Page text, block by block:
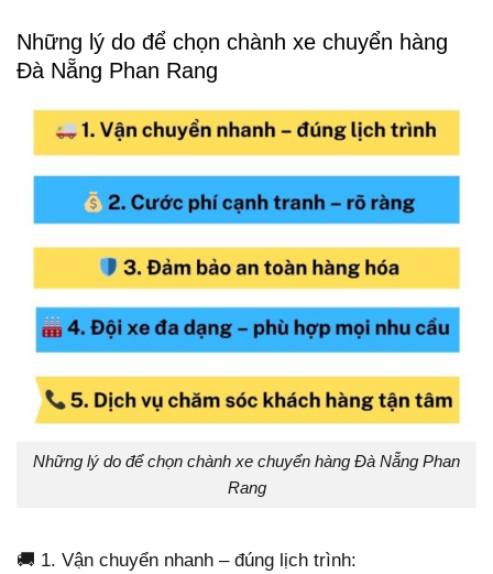
Những lý do để chọn chành xe chuyển hàng
Đà Nẵng Phan Rang
Những lý do để chọn chành xe chuyển hàng Đà Nẵng Phan
Rang
🚚 1. Vận chuyển nhanh – đúng lịch trình: